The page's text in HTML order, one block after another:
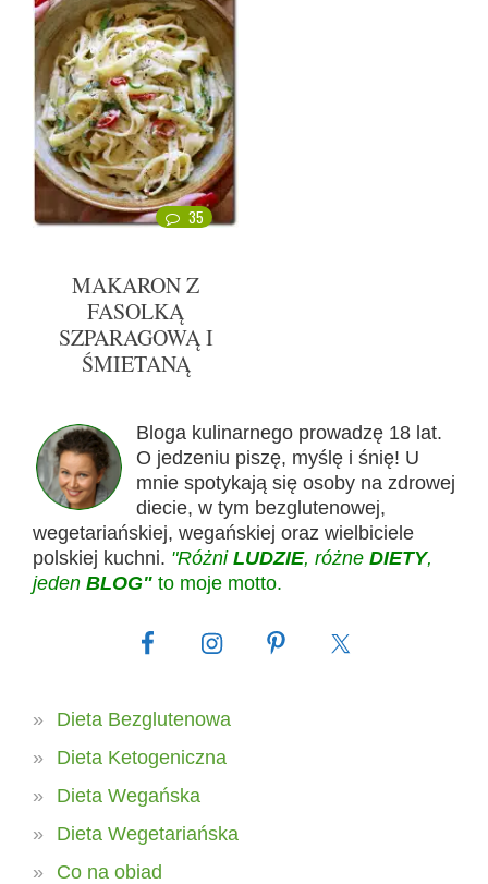
35
MAKARON Z
FASOLKĄ
SZPARAGOWĄ I
ŚMIETANĄ
Bloga kulinarnego prowadzę 18 lat.
O jedzeniu piszę, myślę i śnię! U
mnie spotykają się osoby na zdrowej
diecie, w tym bezglutenowej,
wegetariańskiej, wegańskiej oraz wielbiciele
polskiej kuchni. "Różni LUDZIE, różne DIETY,
jeden BLOG" to moje motto.
Dieta Bezglutenowa
Dieta Ketogeniczna
Dieta Wegańska
Dieta Wegetariańska
Co na obiad